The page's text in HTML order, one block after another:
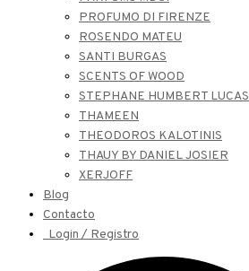
PROFUMO DI FIRENZE
ROSENDO MATEU
SANTI BURGAS
SCENTS OF WOOD
STEPHANE HUMBERT LUCAS
THAMEEN
THEODOROS KALOTINIS
THAUY BY DANIEL JOSIER
XERJOFF
Blog
Contacto
Login / Registro